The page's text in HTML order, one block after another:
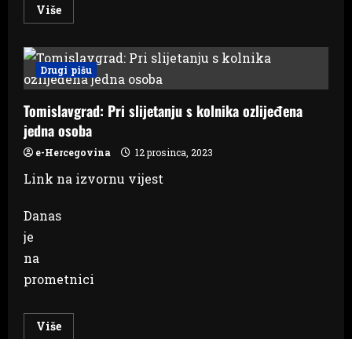
VišeRead
more
DESETLJEĆA
KRIJE
SE
ISTINA:
80
godina
Hitler
i
Pavelić
spaljivali
Hrvate
Tomislavgrada
školama
netko
dio
izbacio
Drugi pišu
Tomislavgrad: Pri slijetanju s kolnika ozlijeđena
jedna osoba
e-Hercegovina 12 prosinca, 2023
Link na izvornu vijest
Danas
je
na
prometnici
VišeRead
more